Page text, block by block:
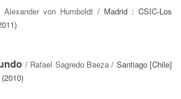
Alexander von Humboldt / Madrid : CSIC-Los
/ Rafael Sagredo Baeza/ Santiago [Chile]